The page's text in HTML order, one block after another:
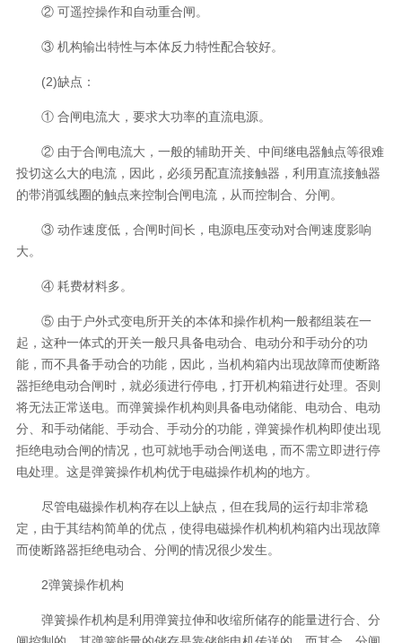
② 可遥控操作和自动重合闸。
③ 机构输出特性与本体反力特性配合较好。
(2)缺点：
① 合闸电流大，要求大功率的直流电源。
② 由于合闸电流大，一般的辅助开关、中间继电器触点等很难
投切这么大的电流，因此，必须另配直流接触器，利用直流接触器
的带消弧线圈的触点来控制合闸电流，从而控制合、分闸。
③ 动作速度低，合闸时间长，电源电压变动对合闸速度影响
大。
④ 耗费材料多。
⑤ 由于户外式变电所开关的本体和操作机构一般都组装在一
起，这种一体式的开关一般只具备电动合、电动分和手动分的功
能，而不具备手动合的功能，因此，当机构箱内出现故障而使断路
器拒绝电动合闸时，就必须进行停电，打开机构箱进行处理。否则
将无法正常送电。而弹簧操作机构则具备电动储能、电动合、电动
分、和手动储能、手动合、手动分的功能，弹簧操作机构即使出现
拒绝电动合闸的情况，也可就地手动合闸送电，而不需立即进行停
电处理。这是弹簧操作机构优于电磁操作机构的地方。
尽管电磁操作机构存在以上缺点，但在我局的运行却非常稳
定，由于其结构简单的优点，使得电磁操作机构机构箱内出现故障
而使断路器拒绝电动合、分闸的情况很少发生。
2弹簧操作机构
弹簧操作机构是利用弹簧拉伸和收缩所储存的能量进行合、分